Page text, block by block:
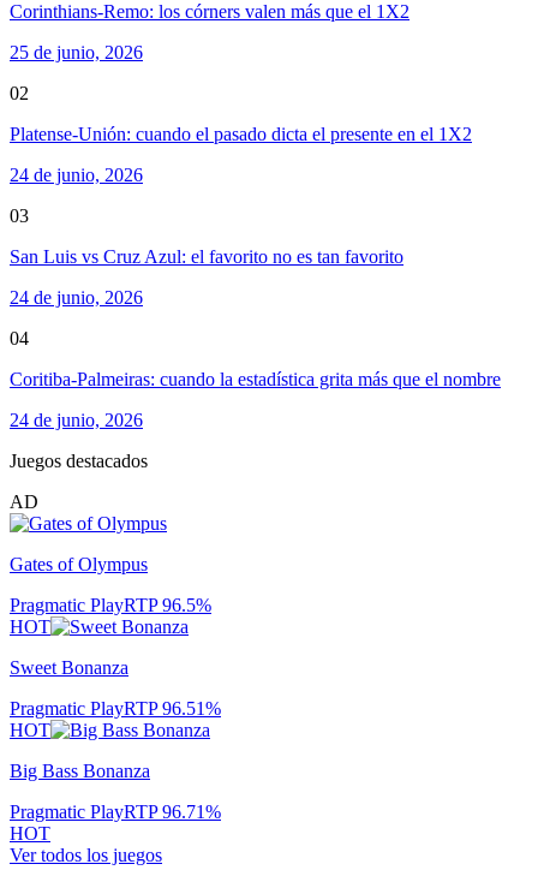
Corinthians-Remo: los córners valen más que el 1X2
25 de junio, 2026
02
Platense-Unión: cuando el pasado dicta el presente en el 1X2
24 de junio, 2026
03
San Luis vs Cruz Azul: el favorito no es tan favorito
24 de junio, 2026
04
Coritiba-Palmeiras: cuando la estadística grita más que el nombre
24 de junio, 2026
Juegos destacados
AD
Gates of Olympus
Pragmatic PlayRTP96.5%
HOT
Sweet Bonanza
Pragmatic PlayRTP96.51%
HOT
Big Bass Bonanza
Pragmatic PlayRTP96.71%
HOT
Ver todos los juegos